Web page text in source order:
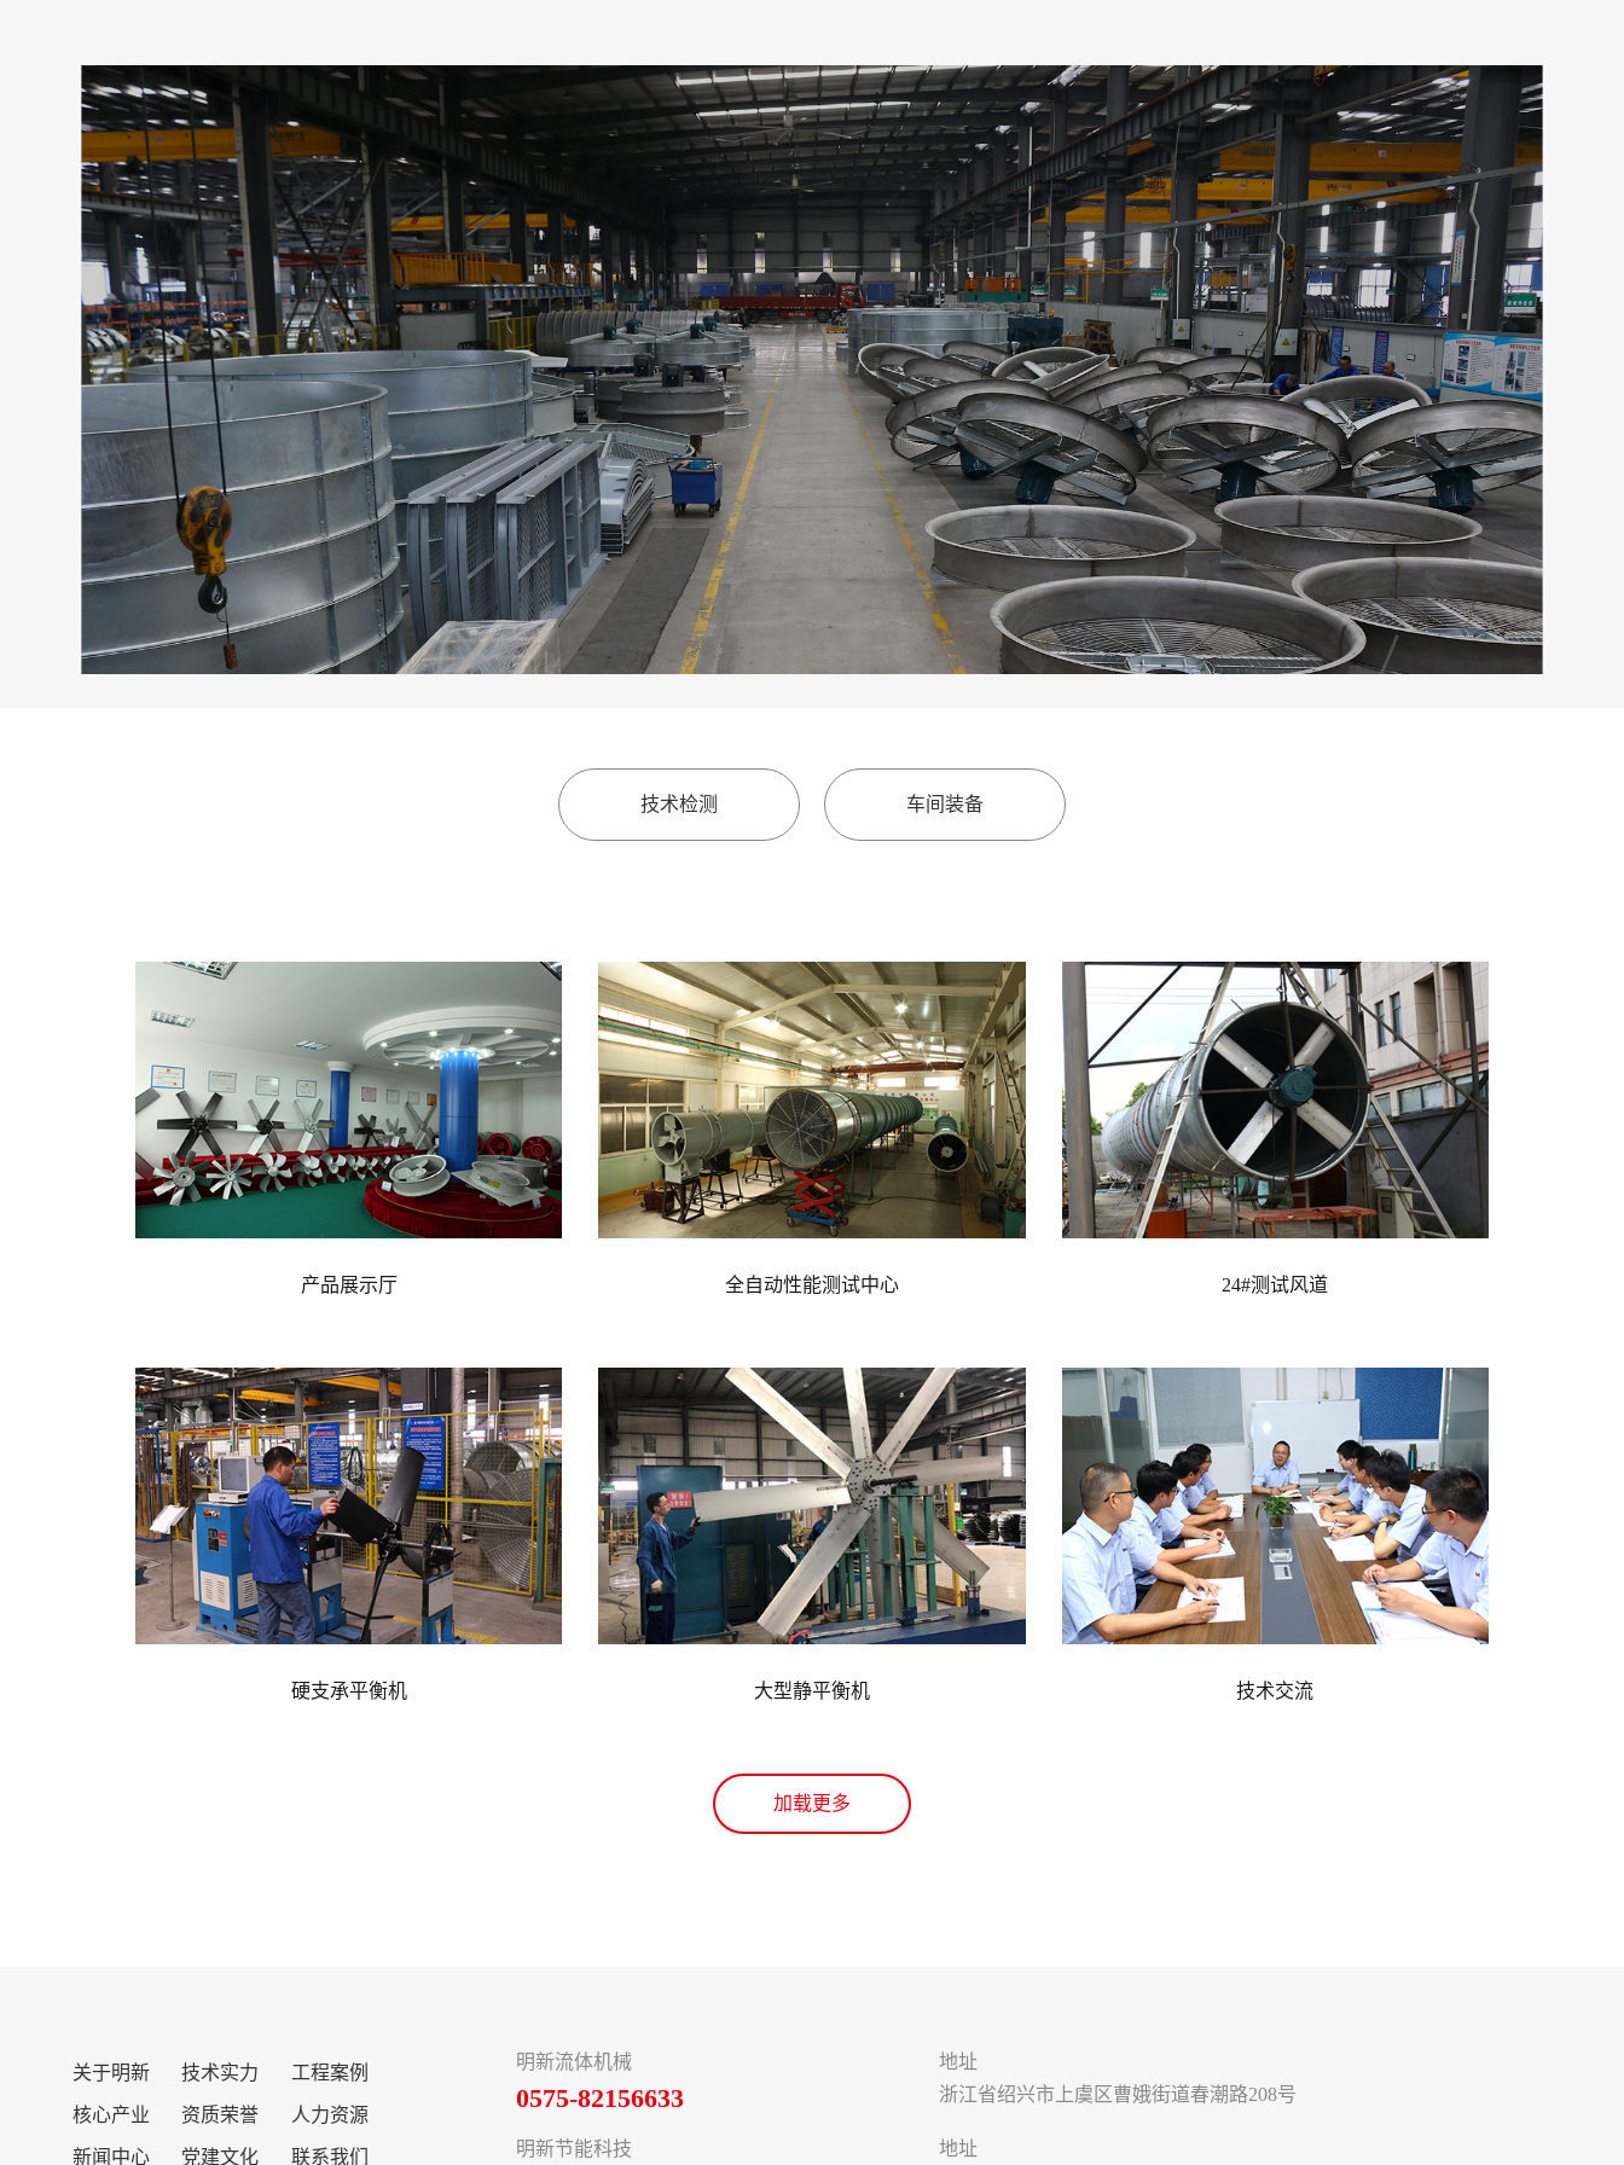
技术检测 车间装备
产品展示厅 全自动性能测试中心 24#测试风道
硬支承平衡机 大型静平衡机 技术交流
加载更多
关于明新
核心产业
新闻中心
技术实力
资质荣誉
党建文化
工程案例
人力资源
联系我们
明新流体机械
0575-82156633
明新节能科技
地址
浙江省绍兴市上虞区曹娥街道春潮路208号
地址